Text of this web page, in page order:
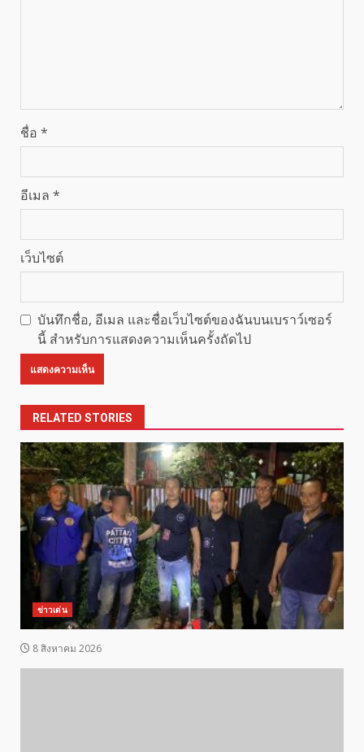
ชื่อ *
อีเมล *
เว็บไซต์
บันทึกชื่อ, อีเมล และชื่อเว็บไซต์ของฉันบนเบราว์เซอร์
นี้ สำหรับการแสดงความเห็นครั้งถัดไป
RELATED STORIES
ข่าวเด่น
8 สิงหาคม 2026